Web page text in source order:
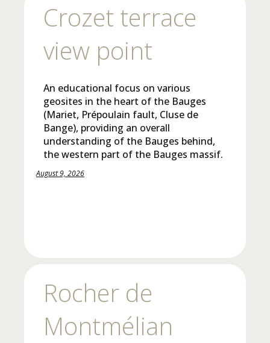
Crozet terrace
view point
An educational focus on various
geosites in the heart of the Bauges
(Mariet, Prépoulain fault, Cluse de
Bange), providing an overall
understanding of the Bauges behind,
the western part of the Bauges massif.
August 9, 2026
Rocher de
Montmélian